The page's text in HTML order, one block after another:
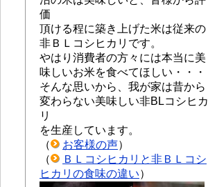
価
頂ける程に築き上げた米は従来の
非ＢＬコシヒカリです。
やはり消費者の方々には本当に美
味しいお米を食べてほしい・・・
そんな思いから、我が家は昔から
変わらない美味しい非BLコシヒカ
リ
を生産しています。
（
お客様の声）
（
ＢＬコシヒカリと非ＢＬコシ
ヒカリの食味の違い）